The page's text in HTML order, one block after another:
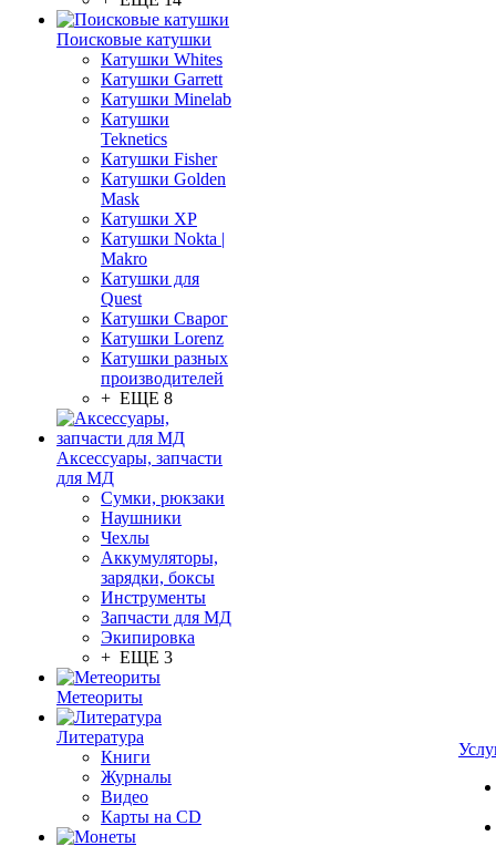
Поисковые катушки
Катушки Whites
Катушки Garrett
Катушки Minelab
Катушки
Teknetics
Катушки Fisher
Катушки Golden
Mask
Катушки XP
Катушки Nokta |
Makro
Катушки для
Quest
Катушки Сварог
Катушки Lorenz
Катушки разных
производителей
+ ЕЩЕ 8
Аксессуары, запчасти
для МД
Сумки, рюкзаки
Наушники
Чехлы
Аккумуляторы,
зарядки, боксы
Инструменты
Запчасти для МД
Экипировка
+ ЕЩЕ 3
Метеориты
Литература
Книги
Журналы
Видео
Карты на CD